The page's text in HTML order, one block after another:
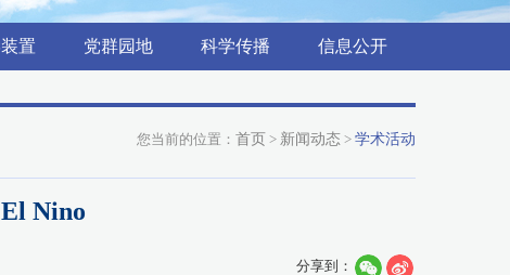
置 党群园地 科学传播 信息公开
您当前的位置： 首页 > 新闻动态 > 学术活动
Nino
分享到：